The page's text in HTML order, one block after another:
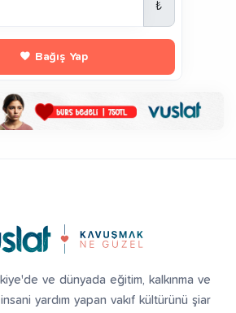
₺
Bağış Yap
ve dünyada eğitim, kalkınma ve
yardım yapan vakıf kültürünü şiar